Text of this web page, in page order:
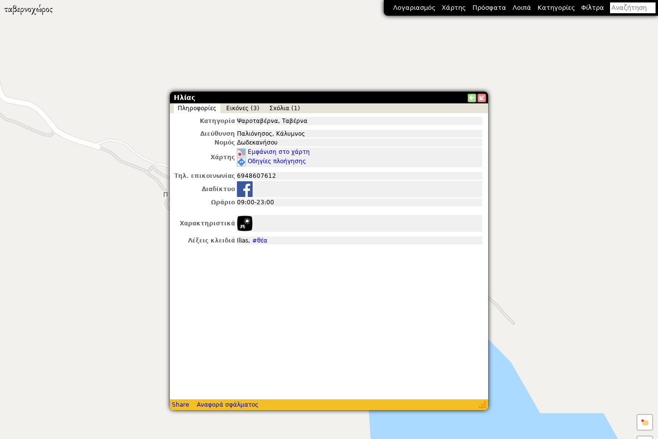
Ηλίας
Πληροφορίες Εικόνες (3)
Σxόλια (1)
Κατηγορία Ψαροταβέρνα, Ταβέρνα
Διεύθυνση Παλιόνησος, Κάλυμνος
Νομός Δωδεκανήσου
Χάρτης
Εμφάνιση στο χάρτη
Οδηγίες πλοήγησης
Τηλ. επικοινωνίας 6948607612
Διαδίκτυο
Ωράριο 09:00-23:00
Χαρακτηριστικά
Λέξεις κλειδιά Ilias, #θέα
Share Αναφορά σφάλματος
Λογαριασμός Χάρτης Πρόσφατα Λοιπά Κατηγορίες Φίλτρα